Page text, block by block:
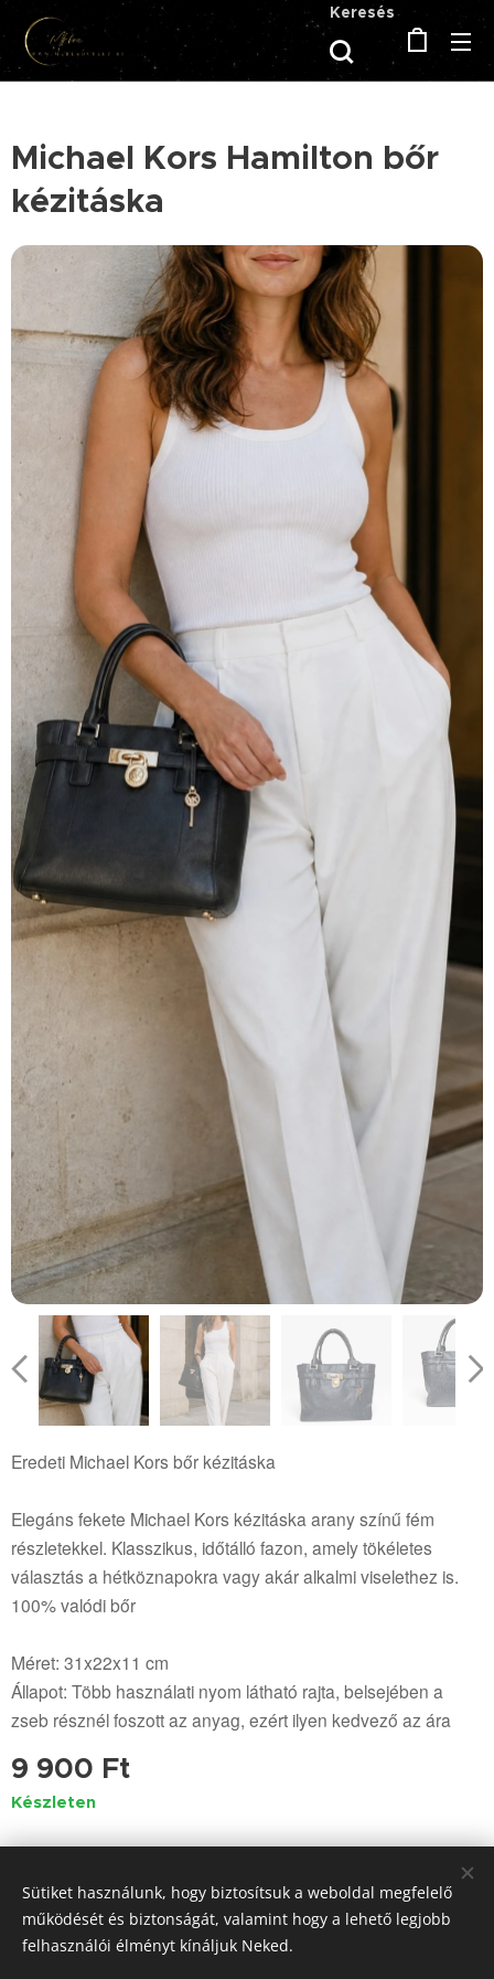
Keresés
Michael Kors Hamilton bőr
kézitáska
Eredeti Michael Kors bőr kézitáska
Elegáns fekete Michael Kors kézitáska arany színű fém
részletekkel. Klasszikus, időtálló fazon, amely tökéletes
választás a hétköznapokra vagy akár alkalmi viselethez is.
100% valódi bőr
Méret: 31x22x11 cm
Állapot: Több használati nyom látható rajta, belsejében a
zseb résznél foszott az anyag, ezért ilyen kedvező az ára
9 900 Ft
Készleten
© 2023-2025 Minden jog fenntartva
www.mkbeaoutlet.hu
Sütiket használunk, hogy biztosítsuk a weboldal megfelelő
működését és biztonságát, valamint hogy a lehető legjobb
felhasználói élményt kínáljuk Neked.